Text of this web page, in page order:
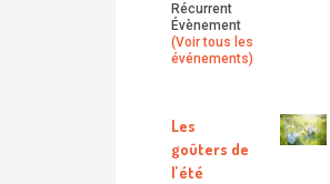
Récurrent
Évènement
(Voir tous les
événements)
Les
goûters de
l’été